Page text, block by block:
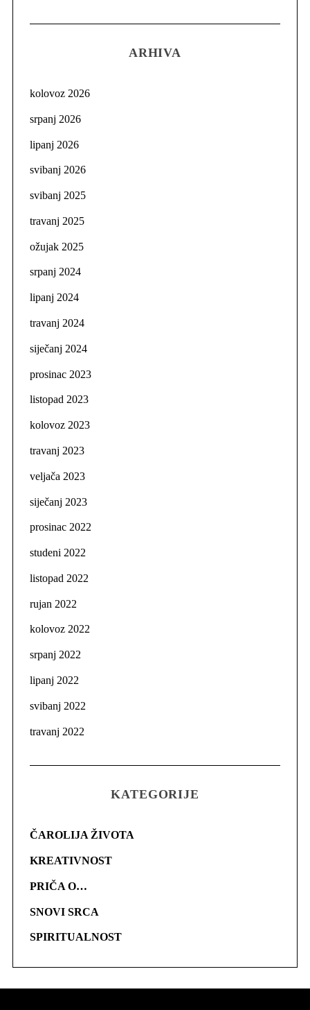
ARHIVA
kolovoz 2026
srpanj 2026
lipanj 2026
svibanj 2026
svibanj 2025
travanj 2025
ožujak 2025
srpanj 2024
lipanj 2024
travanj 2024
siječanj 2024
prosinac 2023
listopad 2023
kolovoz 2023
travanj 2023
veljača 2023
siječanj 2023
prosinac 2022
studeni 2022
listopad 2022
rujan 2022
kolovoz 2022
srpanj 2022
lipanj 2022
svibanj 2022
travanj 2022
KATEGORIJE
ČAROLIJA ŽIVOTA
KREATIVNOST
PRIČA O…
SNOVI SRCA
SPIRITUALNOST